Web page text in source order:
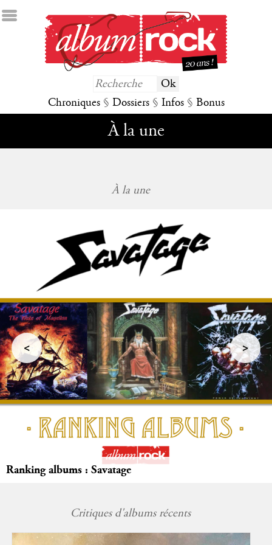
Chroniques § Dossiers § Infos § Bonus
À la une
À la une
Estivales en Savoie (Chambéry)
< >
Critiques d'albums récents